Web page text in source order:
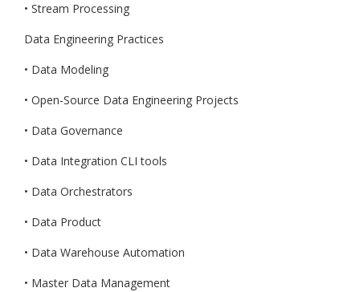
• Stream Processing
Data Engineering Practices
• Data Modeling
• Open-Source Data Engineering Projects
• Data Governance
• Data Integration CLI tools
• Data Orchestrators
• Data Product
• Data Warehouse Automation
• Master Data Management